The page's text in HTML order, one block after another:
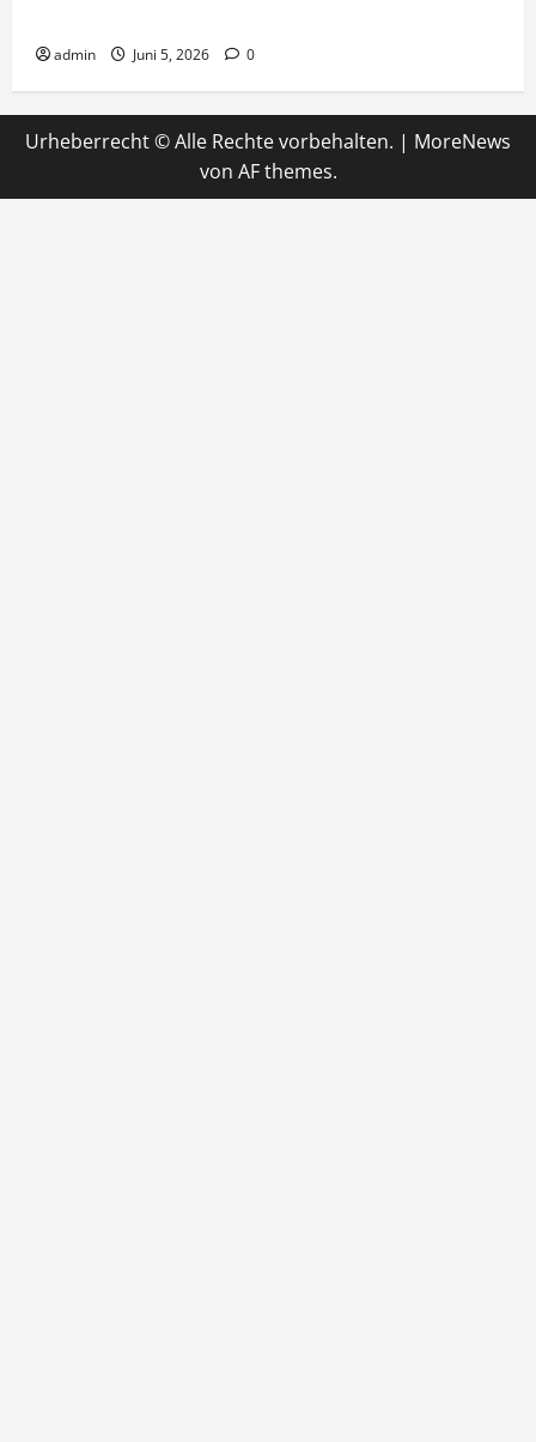
admin Juni 5, 2026 0
Urheberrecht © Alle Rechte vorbehalten. | MoreNews
von AF themes.